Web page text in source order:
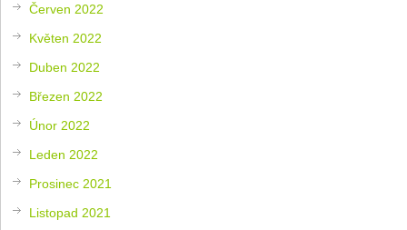
Červen 2022
Květen 2022
Duben 2022
Březen 2022
Únor 2022
Leden 2022
Prosinec 2021
Listopad 2021